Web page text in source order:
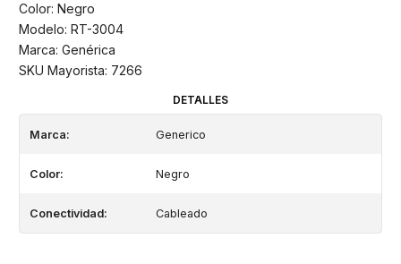
Color: Negro
Modelo: RT-3004
Marca: Genérica
SKU Mayorista: 7266
DETALLES
Marca: Generico
Color: Negro
Conectividad: Cableado